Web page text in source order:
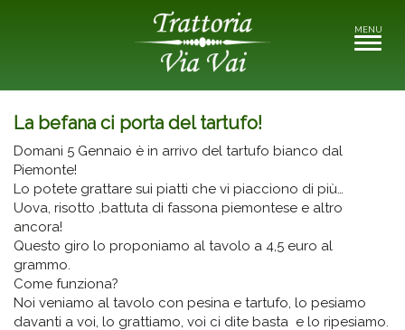
MENU
Toggle
La befana ci porta del tartufo!
Domani 5 Gennaio è in arrivo del tartufo bianco dal
Piemonte!
Lo potete grattare sui piatti che vi piacciono di più…
Uova, risotto ,battuta di fassona piemontese e altro
ancora!
Questo giro lo proponiamo al tavolo a 4,5 euro al
grammo.
Come funziona?
Noi veniamo al tavolo con pesina e tartufo, lo pesiamo
davanti a voi, lo grattiamo, voi ci dite basta e lo ripesiamo.